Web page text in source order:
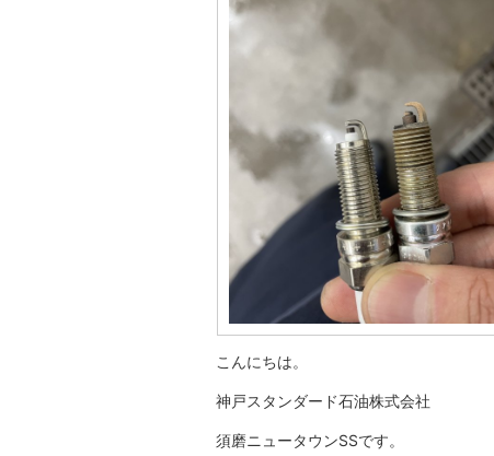
こんにちは。
神戸スタンダード石油株式会社
須磨ニュータウンSSです。